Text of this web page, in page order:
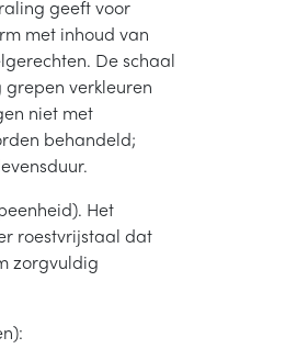
geeft voor
met inhoud van
De schaal
grepen verkleuren
niet met
behandeld;
Het
roestvrijstaal dat
zorgvuldig